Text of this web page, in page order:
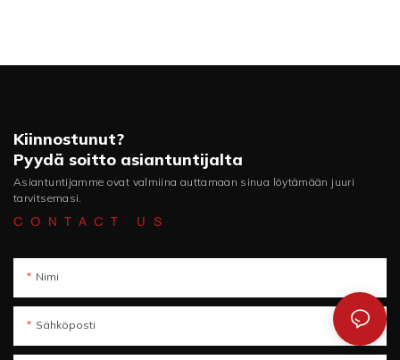
Kiinnostunut?
Pyydä soitto asiantuntijalta
Asiantuntijamme ovat valmiina auttamaan sinua löytämään juuri
tarvitsemasi.
CONTACT US
Nimi
Sähköposti